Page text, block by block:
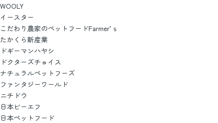
WOOLY
イースター
こだわり農家のペットフードFarmer’ｓ
たかくら新産業
ドギーマンハヤシ
ドクターズチョイス
ナチュラルペットフーズ
ファンタジーワールド
ニチドウ
日本ビーエフ
日本ペットフード